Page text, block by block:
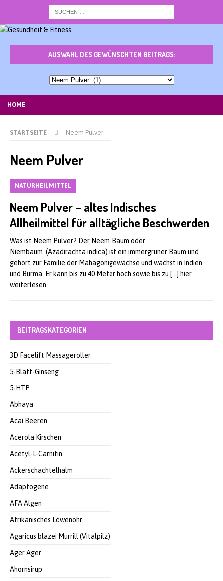
AUSWAHL DES GEWÜNSCHTEN BEITRAGS:
Auswahl
HOME
STARTSEITE Neem Pulver
Neem Pulver
NATURHEILMITTEL
Neem Pulver – altes Indisches
Allheilmittel für alltägliche Beschwerden
Was ist Neem Pulver? Der Neem-Baum oder
Niembaum (Azadirachta indica) ist ein immergrüner Baum und
gehört zur Familie der Mahagonigewächse und wächst in Indien
und Burma. Er kann bis zu 40 Meter hoch sowie bis zu […] hier
weiterlesen
BEITRAGSKATEGORIEN
3D Facelift Massageroller
5-Blatt-Ginseng
5-HTP
Abhaya
Acai Beeren
Acerola Kirschen
Acetyl-L-Carnitin
Ackerschachtelhalm
Adaptogene
AFA Algen
Afrikanisches Löwenohr
Agaricus blazei Murrill (Vitalpilz)
Ager Ager
Ahornsirup